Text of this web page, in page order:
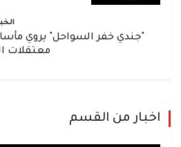
"جندي خفر السواحل" يروي
معتقلات
اخبار من القسم